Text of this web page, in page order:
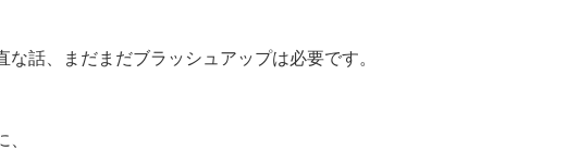
な話、まだまだブラッシュアップは必要です。
、